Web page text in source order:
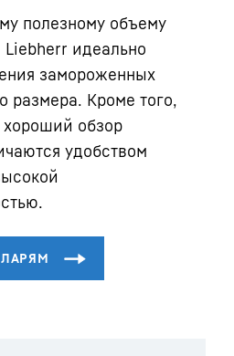
полезному объему
идеально
замороженных
размера. Кроме того,
обзор
удобством